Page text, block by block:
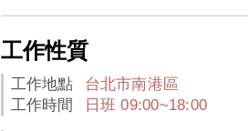
工作性質
工作地點
台北市南港區
工作時間
日班 09:00~18:00